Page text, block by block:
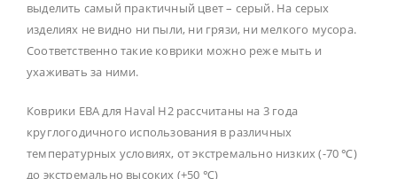
выделить самый практичный цвет – серый. На серых
изделиях не видно ни пыли, ни грязи, ни мелкого мусора.
Соответственно такие коврики можно реже мыть и
ухаживать за ними.
Коврики ЕВА для Haval H2 рассчитаны на 3 года
круглогодичного использования в различных
температурных условиях, от экстремально низких (-70 ℃)
до экстремально высоких (+50 ℃)